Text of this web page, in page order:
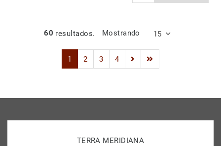
60 resultados. Mostrando 15
1 2 3 4
TERRA MERIDIANA